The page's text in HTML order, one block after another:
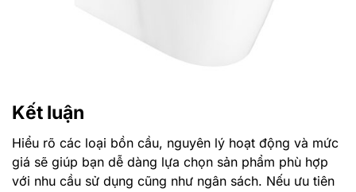
Kết luận
Hiểu rõ các loại bồn cầu, nguyên lý hoạt động và mức
giá sẽ giúp bạn dễ dàng lựa chọn sản phẩm phù hợp
với nhu cầu sử dụng cũng như ngân sách. Nếu ưu tiên